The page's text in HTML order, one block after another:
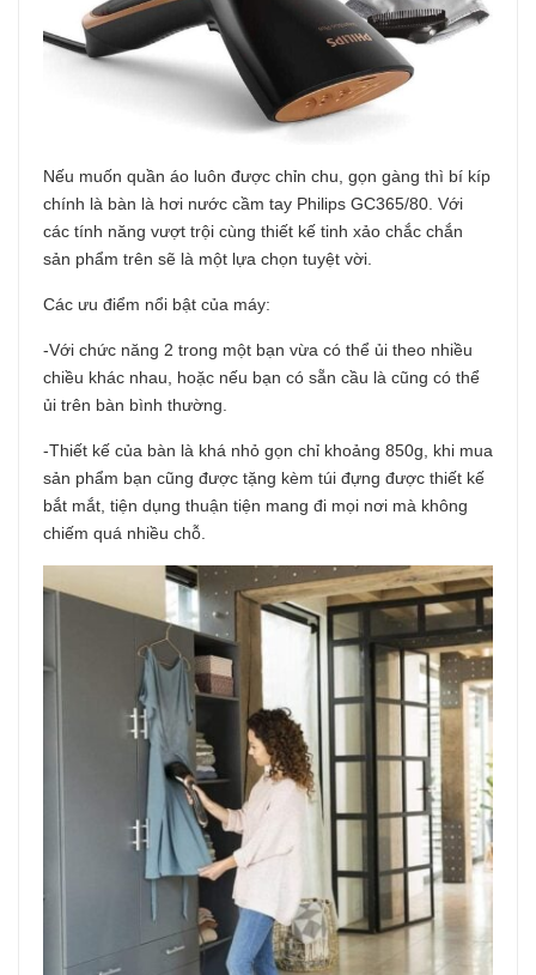
Nếu muốn quần áo luôn được chỉn chu, gọn gàng thì bí kíp
chính là bàn là hơi nước cầm tay Philips GC365/80. Với
các tính năng vượt trội cùng thiết kế tinh xảo chắc chắn
sản phẩm trên sẽ là một lựa chọn tuyệt vời.
Các ưu điểm nổi bật của máy:
-Với chức năng 2 trong một bạn vừa có thể ủi theo nhiều
chiều khác nhau, hoặc nếu bạn có sẵn cầu là cũng có thể
ủi trên bàn bình thường.
-Thiết kế của bàn là khá nhỏ gọn chỉ khoảng 850g, khi mua
sản phẩm bạn cũng được tặng kèm túi đựng được thiết kế
bắt mắt, tiện dụng thuận tiện mang đi mọi nơi mà không
chiếm quá nhiều chỗ.